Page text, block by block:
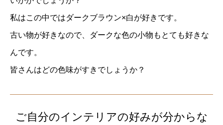
私はこの中ではダークブラウン×白が好きです。
古い物が好きなので、ダークな色の小物もとても好きな
んです。
皆さんはどの色味がすきでしょうか？
ご自分のインテリアの好みが分からな